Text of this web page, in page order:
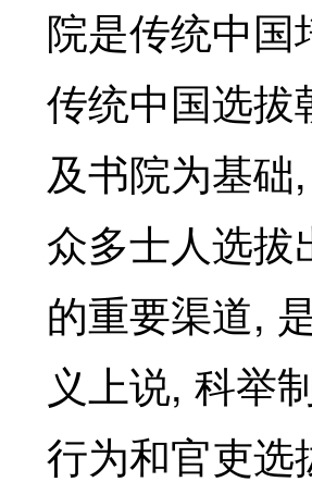
院是传统中国
传统中国选拔
及书院为基础,
众多士人选拔
的重要渠道,
义上说, 科举
行为和官吏选